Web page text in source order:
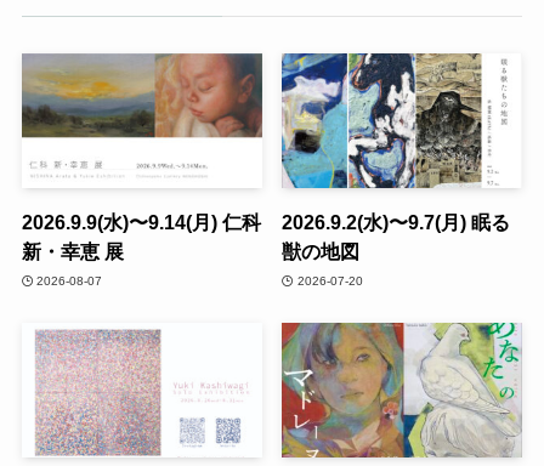
2026.9.9(水)〜9.14(月) 仁科
新・幸恵 展
2026-08-07
2026.9.2(水)〜9.7(月) 眠る
獣の地図
2026-07-20